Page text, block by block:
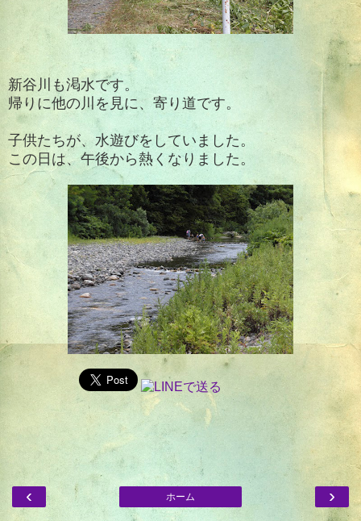
新谷川も渇水です。
帰りに他の川を見に、寄り道です。
子供たちが、水遊びをしていました。
この日は、午後から熱くなりました。
‹ ›
ホーム